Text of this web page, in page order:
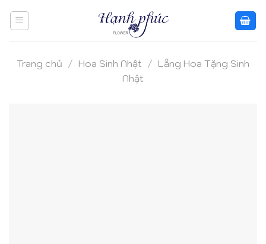
Trang chủ / Hoa Sinh Nhật / Lẵng Hoa Tặng Sinh
Nhật